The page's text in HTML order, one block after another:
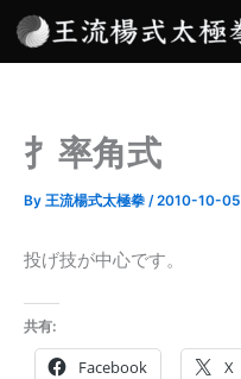
を
扌率角式
By 王流楊式太極拳 /2010-10-05
投げ技が中心です。
共有:
Facebook X